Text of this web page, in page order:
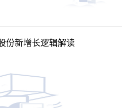
份新增长逻辑解读